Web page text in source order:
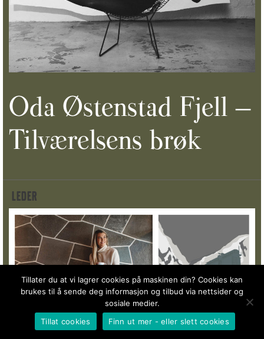
Oda Østenstad Fjell –
Tilværelsens brøk
LEDER
Tillater du at vi lagrer cookies på maskinen din? Cookies kan
brukes til å sende deg informasjon og tilbud via nettsider og
sosiale medier.
Tillat cookies
Finn ut mer - eller slett cookies